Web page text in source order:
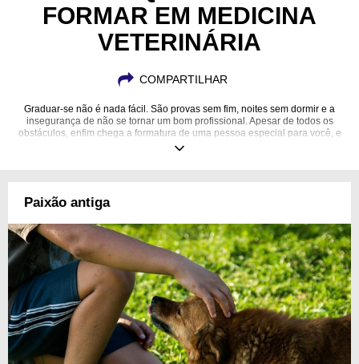
ENTRETENIMENTO FAMOSOS BÍBLIA
FORMAR EM MEDICINA
VETERINÁRIA
COMPARTILHAR
Graduar-se não é nada fácil. São provas sem fim, noites sem dormir e a
insegurança de não se tornar um bom profissional. Apesar de todos os
obstáculos, enfim chega a formatura de uma pessoa especial para você, e
é preciso celebrar. Confira estas mensagens de parabéns a quem vai se
com atenção e escolha qual mais combina com seu médico veterinário
Paixão antiga